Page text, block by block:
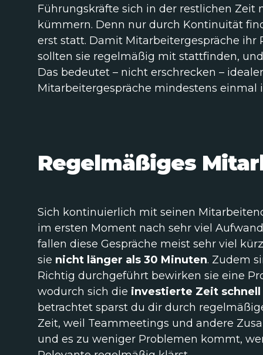
Führungskräfte sich in der restlichen
kümmern. Denn nur durch Kontinuität
erst statt. Damit Mitarbeitergespräche ihr
sollten sie regelmäßig mit stattfinden,
Das bedeutet – nicht erschrecken –
Mitarbeitergespräche mindestens einmal
Regelmäßiges
Sich kontinuierlich mit seinen
im ersten Moment nach sehr viel
fallen diese Gespräche meist sehr viel
sie nicht länger als 30 Minuten. Zudem
Richtig durchgeführt bewirken sie eine
wodurch sich die investierte Zeit
betrachtet sparst du dir durch
Zeit, weil Teammeetings und andere
und es zu weniger Problemen kommt,